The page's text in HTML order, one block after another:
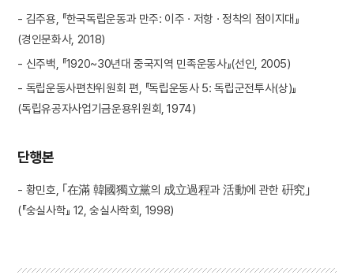
- 김주용, 『한국독립운동과 만주: 이주 · 저항 · 정착의 점이지대』
(경인문화사, 2018)
- 신주백, 『1920~30년대 중국지역 민족운동사』(선인, 2005)
- 독립운동사편찬위원회 편, 『독립운동사 5: 독립군전투사(상)』
(독립유공자사업기금운용위원회, 1974)
단행본
- 황민호, ｢在滿 韓國獨立黨의 成立過程과 活動에 관한 硏究｣
(『숭실사학』 12, 숭실사학회, 1998)